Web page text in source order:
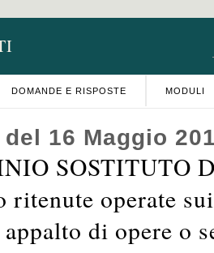
DOMANDE E RISPOSTE MODULI
16 Maggio
SOSTITUTO
ritenute operate
di opere o